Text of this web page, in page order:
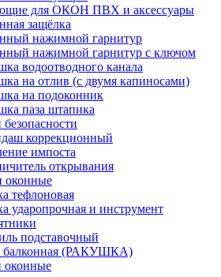
для ОКОН ПВХ и аксессуары
защёлка
нажимной гарнитур
нажимной гарнитур с ключом
водоотводного канала
на отлив (с двумя капиносами)
на подоконник
паза штапика
коррекционный
импоста
открывания
оконные
тефлоновая
ударопрочная и инструмент
подставочный
балконная (РАКУШКА)
оконные